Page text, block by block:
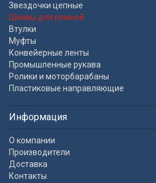
Звездочки цепные
Шкивы для ремней
Втулки
Муфты
Конвейерные ленты
Промышленные рукава
Ролики и моторбарабаны
Пластиковые направляющие
Информация
О компании
Производители
Доставка
Контакты